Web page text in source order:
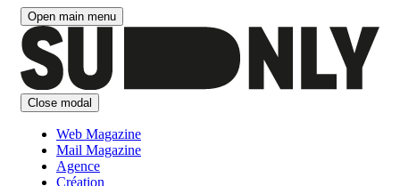
Aller
contenu
Open main menu
Close modal
Web Magazine
Mail Magazine
Agence
Création